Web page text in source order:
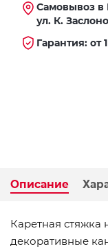
Самовывоз в
ул. К.
Гарантия: от
Описание
Каретная стяжка
декоративные